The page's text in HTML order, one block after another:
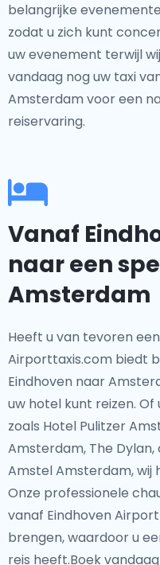
belangrijke
zodat u zich kunt
uw evenement terwijl
vandaag nog uw taxi
Amsterdam voor een
reiservaring.
Vanaf
naar een
Amsterdam
Heeft u van tevoren
Airporttaxis.com biedt
Eindhoven naar
uw hotel kunt reizen.
zoals Hotel Pulitzer
Amsterdam, The
Amstel Amsterdam, wij
Onze professionele
vanaf Eindhoven
brengen, waardoor u
reis heeft.Boek